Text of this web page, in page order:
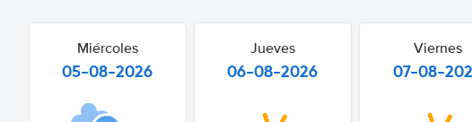
Miércoles
05-08-2026
Jueves
06-08-2026
Viernes
07-08-